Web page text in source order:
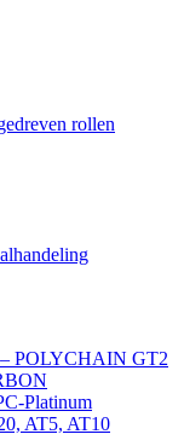
rollen
POLYCHAIN GT2
Platinum
AT5, AT10